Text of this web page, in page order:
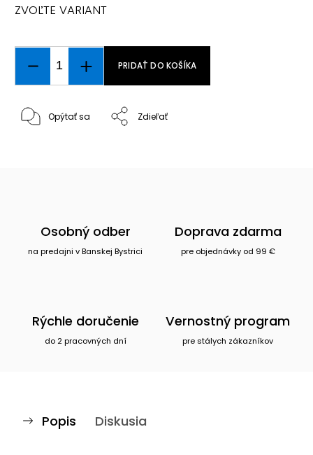
ZVOĽTE VARIANT
PRIDAŤ DO KOŠÍKA
Opýtať sa Zdieľať
Osobný odber
na predajni v Banskej Bystrici
Doprava zdarma
pre objednávky od 99 €
Rýchle doručenie
do 2 pracovných dní
Vernostný program
pre stálych zákazníkov
Popis Diskusia